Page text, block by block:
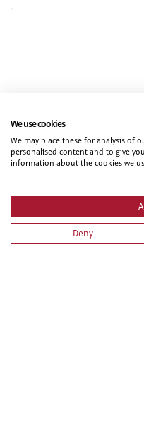
We use cookies
We may place these for analysis of
personalised content and to give
information about the cookies we
Deny